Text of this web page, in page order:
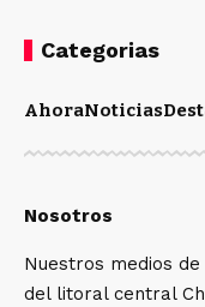
Categorias
AhoraNoticias
Nosotros
Nuestros medios de
del litoral central